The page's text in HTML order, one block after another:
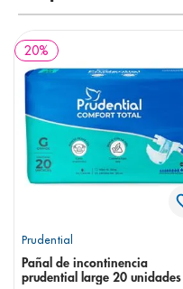
20%
Prudential
Pañal de incontinencia
prudential large 20 unidades